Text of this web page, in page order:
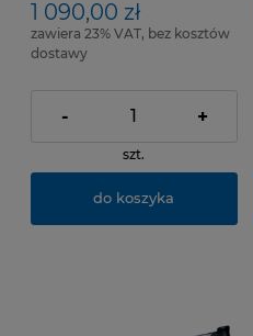
1 090,00 zł
zawiera 23% VAT, bez kosztów
dostawy
- +
szt.
do koszyka